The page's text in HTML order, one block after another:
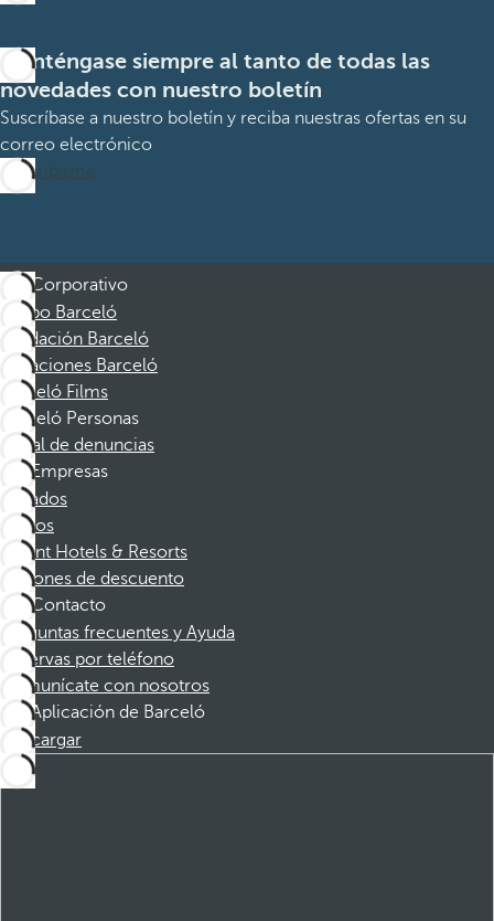
Manténgase siempre al tanto de todas las
novedades con nuestro boletín
Suscríbase a nuestro boletín y reciba nuestras ofertas en su
correo electrónico
Suscribirme
Corporativo
Grupo Barceló
Fundación Barceló
Vacaciones Barceló
Barceló Films
Barceló Personas
Canal de denuncias
Empresas
Afiliados
Socios
Dorint Hotels & Resorts
Cupones de descuento
Contacto
Preguntas frecuentes y Ayuda
Reservas por teléfono
Comunícate con nosotros
Aplicación de Barceló
Descargar